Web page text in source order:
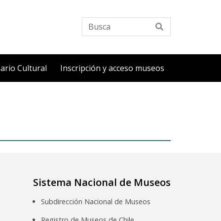
Busca
Cultural Inscripción y acceso museos
Sistema Nacional de Museos
Subdirección Nacional de Museos